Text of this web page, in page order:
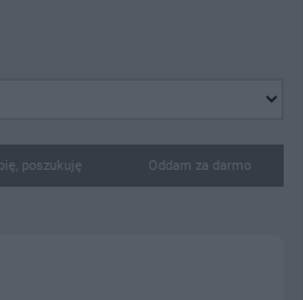
poszukuję Oddam za darmo